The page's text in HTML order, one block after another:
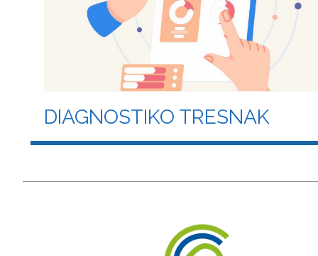
DIAGNOSTIKO TRESNAK